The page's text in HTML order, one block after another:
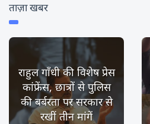
ताज़ा खबर
राहुल गाँधी की विशेष प्रेस
कांफ्रेंस, छात्रों से पुलिस
की बर्बरता पर सरकार से
रखीं तीन मांगें